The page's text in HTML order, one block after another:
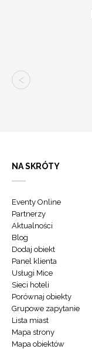
NA SKRÓTY
Eventy Online
Partnerzy
Aktualności
Blog
Dodaj obiekt
Panel klienta
Usługi Mice
Sieci hoteli
Porównaj obiekty
Grupowe zapytanie
Lista miast
Mapa strony
Mapa obiektów